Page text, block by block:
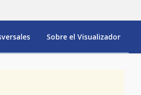
Sobre el Visualizador